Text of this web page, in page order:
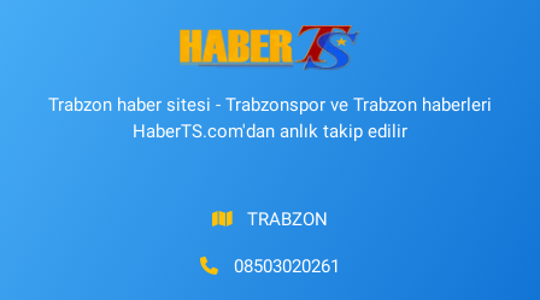
Trabzon haber sitesi - Trabzonspor ve Trabzon haberleri
HaberTS.com'dan anlık takip edilir
TRABZON
08503020261